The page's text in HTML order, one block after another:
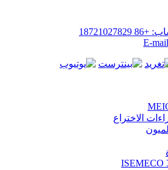
E-
الاختراع
ISEMECO